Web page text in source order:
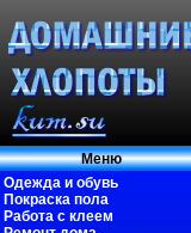
Меню
Одежда и обувь
Покраска пола
Работа с клеем